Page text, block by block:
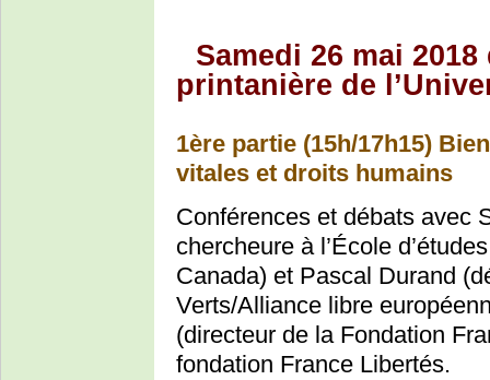
Samedi 26 mai
printanière de
1ère partie (15h/17h15)
vitales et droits humains
Conférences et débats avec
chercheure à l’École
Canada) et Pascal Durand
Verts/Alliance libre
(directeur de la Fondation
fondation France Libertés.